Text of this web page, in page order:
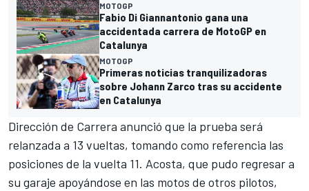
MOTOGP
Fabio Di Giannantonio gana una
accidentada carrera de MotoGP en
Catalunya
MOTOGP
Primeras noticias tranquilizadoras
sobre Johann Zarco tras su accidente
en Catalunya
Dirección de Carrera anunció que la prueba será
relanzada a 13 vueltas, tomando como referencia las
posiciones de la vuelta 11. Acosta, que pudo regresar a
su garaje apoyándose en las motos de otros pilotos,